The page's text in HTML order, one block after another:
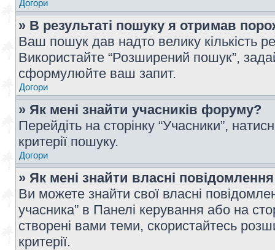
Догори
» В результаті пошуку я отримав
Ваш пошук дав надто велику кількість
Використайте “Розширений пошук”,
сформулюйте ваш запит.
Догори
» Як мені знайти учасників форуму?
Перейдіть на сторінку “Учасники”,
критерії пошуку.
Догори
» Як мені знайти власні
Ви можете знайти свої власні
учасника” в Панелі керування або на
створені вами теми, скористайтесь
критерії.